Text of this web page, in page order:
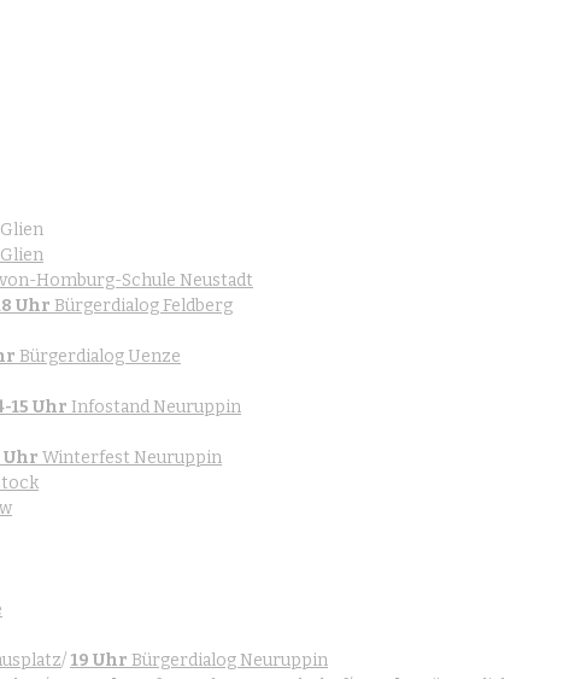
Homburg-Schule Neustadt
Uhr Bürgerdialog Feldberg
Bürgerdialog Uenze
15 Uhr Infostand Neuruppin
Uhr Winterfest Neuruppin
/ 19 Uhr Bürgerdialog Neuruppin